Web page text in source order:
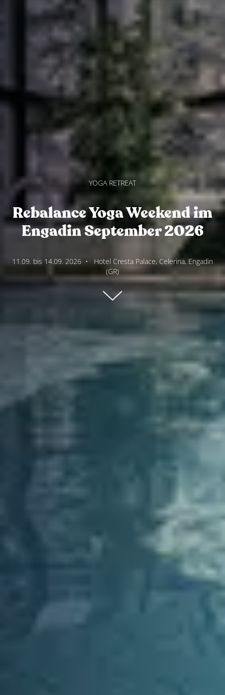
YOGA RETREAT
Rebalance Yoga Weekend im
Engadin September 2026
11.09. bis 14.09. 2026 •
Hotel Cresta Palace, Celerina, Engadin
(GR)